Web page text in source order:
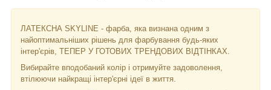
ЛАТЕКСНА SKYLINE - фарба, яка визнана одним з
найоптимальніших рішень для фарбування будь-яких
інтер'єрів, ТЕПЕР У ГОТОВИХ ТРЕНДОВИХ ВІДТІНКАХ.
Вибирайте вподобаний колір і отримуйте задоволення,
втілюючи найкращі інтер'єрні ідеї в життя.